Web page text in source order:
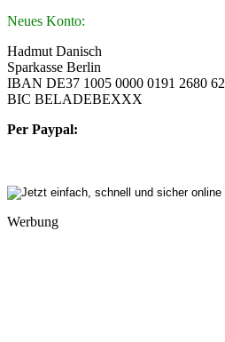
Neues Konto:
Hadmut Danisch
Sparkasse Berlin
IBAN DE37 1005 0000 0191 2680 62
BIC BELADEBEXXX
Per Paypal:
Werbung